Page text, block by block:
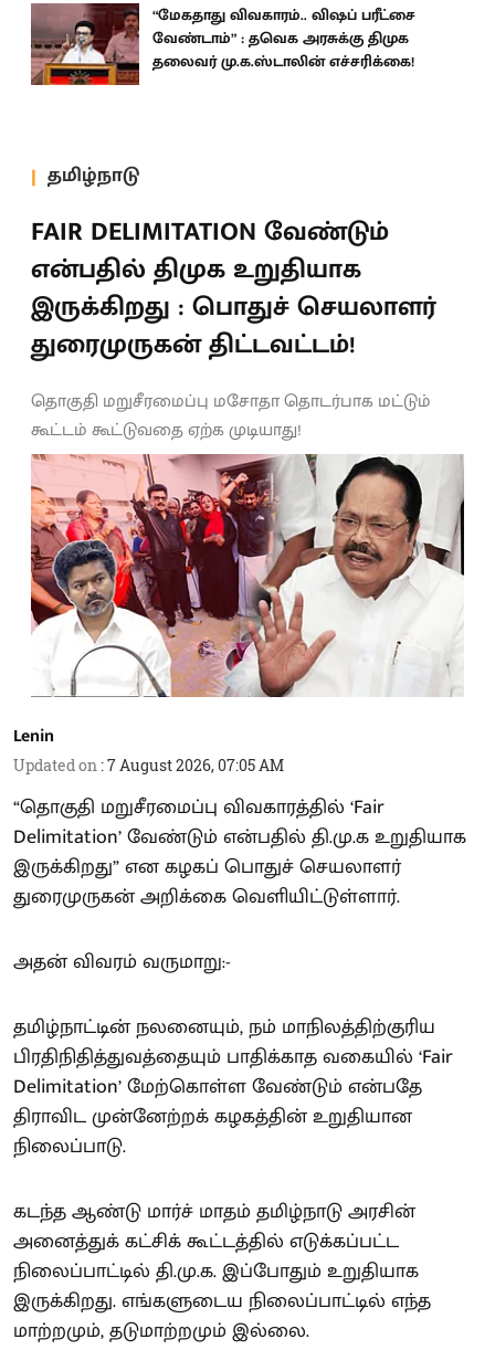
“மேகதாது விவகாரம்.. விஷப் பரீட்சை
வேண்டாம்” : தவெக அரசுக்கு திமுக
தலைவர் மு.க.ஸ்டாலின் எச்சரிக்கை!
தமிழ்நாடு
FAIR DELIMITATION வேண்டும்
என்பதில் திமுக உறுதியாக
இருக்கிறது : பொதுச் செயலாளர்
துரைமுருகன் திட்டவட்டம்!
தொகுதி மறுசீரமைப்பு மசோதா தொடர்பாக மட்டும்
கூட்டம் கூட்டுவதை ஏற்க முடியாது!
Lenin
Updated on :7 August 2026, 07:05 AM
“தொகுதி மறுசீரமைப்பு விவகாரத்தில் ‘Fair
Delimitation’ வேண்டும் என்பதில் தி.மு.க உறுதியாக
இருக்கிறது” என கழகப் பொதுச் செயலாளர்
துரைமுருகன் அறிக்கை வெளியிட்டுள்ளார்.
அதன் விவரம் வருமாறு:-
தமிழ்நாட்டின் நலனையும், நம் மாநிலத்திற்குரிய
பிரதிநிதித்துவத்தையும் பாதிக்காத வகையில் ‘Fair
Delimitation’ மேற்கொள்ள வேண்டும் என்பதே
திராவிட முன்னேற்றக் கழகத்தின் உறுதியான
நிலைப்பாடு.
கடந்த ஆண்டு மார்ச் மாதம் தமிழ்நாடு அரசின்
அனைத்துக் கட்சிக் கூட்டத்தில் எடுக்கப்பட்ட
நிலைப்பாட்டில் தி.மு.க. இப்போதும் உறுதியாக
இருக்கிறது. எங்களுடைய நிலைப்பாட்டில் எந்த
மாற்றமும், தடுமாற்றமும் இல்லை.